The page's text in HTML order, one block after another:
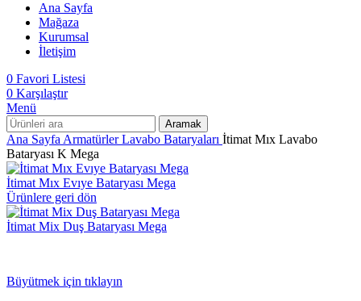
Ana Sayfa
Mağaza
Kurumsal
İletişim
0 Favori Listesi
0 Karşılaştır
Menü
Aramak
Ana Sayfa ArmatürlerLavabo Bataryaları İtimat Mıx Lavabo
Bataryası K Mega
İtimat Mıx Evıye Bataryası Mega
Ürünlere geri dön
İtimat Mix Duş Bataryası Mega
Büyütmek için tıklayın